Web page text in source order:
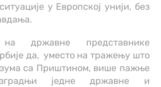
у Европској унији, без
на државне представнике
да, уместо на тражењу што
са Приштином, више пажње
једне државне и